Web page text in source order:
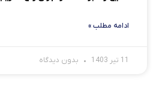
ادامه مطلب »
11 تیر 1403 بدون دیدگاه